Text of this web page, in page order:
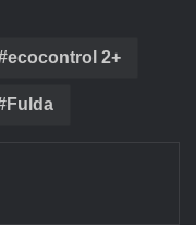
ecocontrol 2+
Fulda